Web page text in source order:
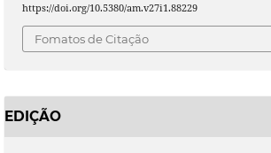
https://doi.org/10.5380/am.v27i1.88229
Fomatos de Citação
EDIÇÃO